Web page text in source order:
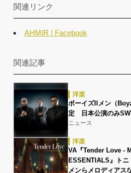
関連リンク
AHMIR | Facebook
関連記事
洋楽
ボーイズIIメン（
定 日本公演のみ
ニュース
洋楽
VA『Tender Love -
ESSENTIALS』トニ
メンらメロディアス